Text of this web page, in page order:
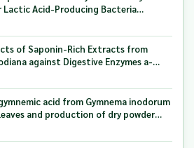
Acid-Producing Bacteria
Whitening Stages Rice Bran as
of Saponin-Rich Extracts from
against Digestive Enzymes a-
Pancreatic Lipase
acid from Gymnema inodorum
and production of dry powder